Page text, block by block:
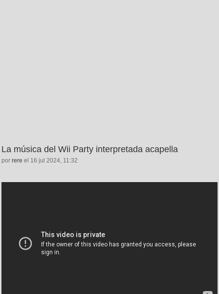
La música del Wii Party interpretada acapella
por rere el 16 jul 2024, 11:32